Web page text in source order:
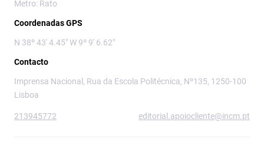
Metro: Rato
Coordenadas GPS
N 38º 43' 4.45" W 9º 9' 6.62"
Contacto
Imprensa Nacional, Rua da Escola Politécnica, Nº135, 1250-100
Lisboa
213945772 editorial.apoiocliente@incm.pt